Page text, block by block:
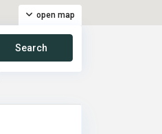
open map